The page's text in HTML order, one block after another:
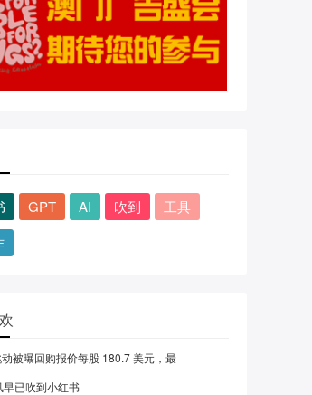
GPT AI 吹到
工具
被曝回购报价每股 180.7 美元，最
早已吹到小红书